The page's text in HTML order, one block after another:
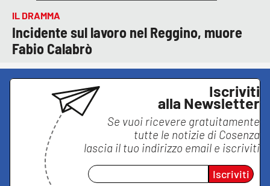
IL DRAMMA
Incidente sul lavoro nel Reggino, muore
Fabio Calabrò
Iscriviti
alla Newsletter
Se vuoi ricevere gratuitamente
tutte le notizie di Cosenza
lascia il tuo indirizzo email e iscriviti
Iscriviti